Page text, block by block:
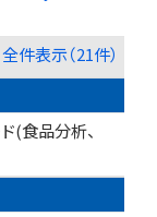
全件表示（21件）
(食品分析、